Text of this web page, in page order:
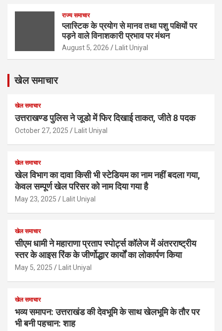
राज्य समाचार
प्लास्टिक के प्रयोग से मानव तथा पशु पक्षियों पर
पड़ने वाले विनाशकारी प्रभाव पर मंथन
August 5, 2026 Lalit Uniyal
खेल समाचार
खेल समाचार
उत्तराखण्ड पुलिस ने जूडो में फिर दिखाई ताकत, जीते 8 पदक
October 27, 2025 Lalit Uniyal
खेल समाचार
खेल विभाग का दावा किसी भी स्टेडियम का नाम नहीं बदला गया,
केवल सम्पूर्ण खेल परिसर को नाम दिया गया है
May 23, 2025 Lalit Uniyal
खेल समाचार
सीएम धामी ने महाराणा प्रताप स्पोर्ट्स कॉलेज में अंतरराष्ट्रीय
स्तर के आइस रिंक के जीर्णोद्धार कार्यों का लोकार्पण किया
May 5, 2025 Lalit Uniyal
खेल समाचार
भव्य समापन: उत्तराखंड की देवभूमि के साथ खेलभूमि के तौर पर
भी बनी पहचान: शाह